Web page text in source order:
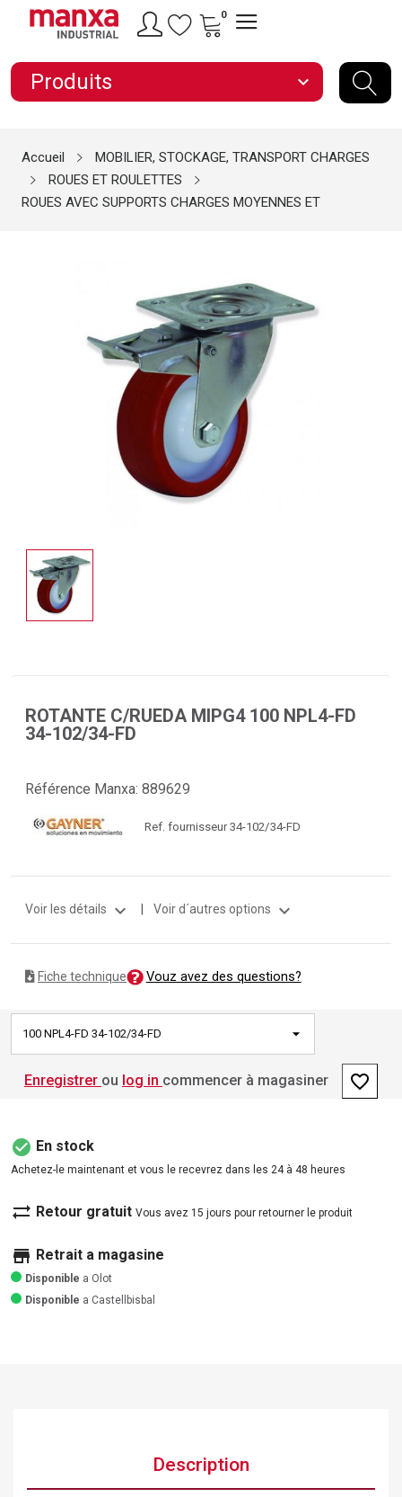
0
Produits expand_more
Accueil
MOBILIER, STOCKAGE, TRANSPORT CHARGES
ROUES ET ROULETTES
ROUES AVEC SUPPORTS CHARGES MOYENNES ET
ROTANTE C/RUEDA MIPG4 100 NPL4-FD
34-102/34-FD
Référence Manxa: 889629
Ref. fournisseur 34-102/34-FD
Voir les détails expand_more Voir d´autres options expand_more
Fiche technique Vouz avez des questions?
100 NPL4-FD 34-102/34-FD
Enregistrer ou log in commencer à magasiner favorite_border
check_circle En stock
Achetez-le maintenant et vous le recevrez dans les 24 à 48 heures
sync_alt Retour gratuit Vous avez 15 jours pour retourner le produit
store Retrait a magasine
Disponible a Olot
Disponible a Castellbisbal
Description